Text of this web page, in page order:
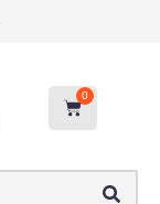
0